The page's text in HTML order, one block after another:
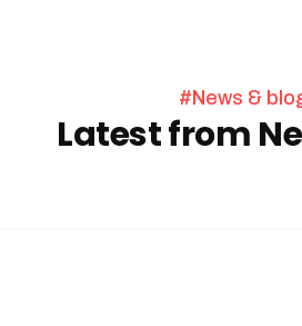
#News &
Latest from